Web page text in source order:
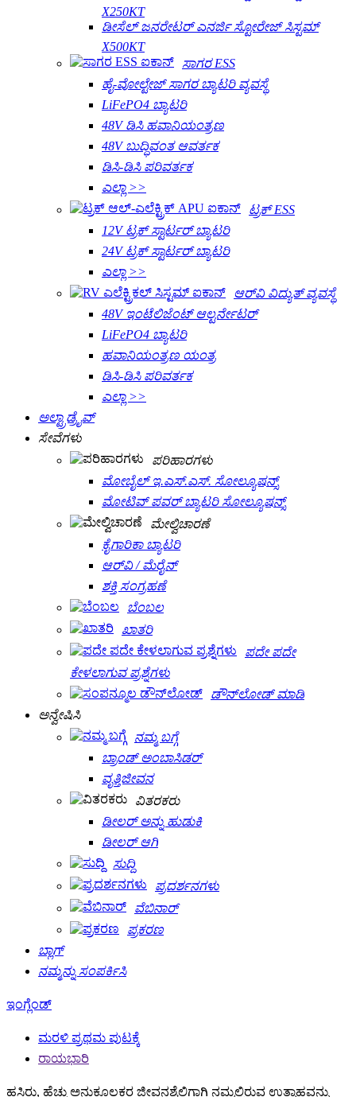
X250KT
ಡೀಸೆಲ್ ಜನರೇಟರ್ ಎನರ್ಜಿ ಸ್ಟೋರೇಜ್ ಸಿಸ್ಟಮ್
X500KT
ಸಾಗರ ESS
ಹೈ-ವೋಲ್ಟೇಜ್ ಸಾಗರ ಬ್ಯಾಟರಿ ವ್ಯವಸ್ಥೆ
LiFePO4 ಬ್ಯಾಟರಿ
48V ಡಿಸಿ ಹವಾನಿಯಂತ್ರಣ
48V ಬುದ್ಧಿವಂತ ಆವರ್ತಕ
ಡಿಸಿ-ಡಿಸಿ ಪರಿವರ್ತಕ
ಎಲ್ಲಾ >>
ಟ್ರಕ್ ESS
12V ಟ್ರಕ್ ಸ್ಟಾರ್ಟರ್ ಬ್ಯಾಟರಿ
24V ಟ್ರಕ್ ಸ್ಟಾರ್ಟರ್ ಬ್ಯಾಟರಿ
ಎಲ್ಲಾ >>
ಆರ್‌ವಿ ವಿದ್ಯುತ್ ವ್ಯವಸ್ಥೆ
48V ಇಂಟೆಲಿಜೆಂಟ್ ಆಲ್ಟರ್ನೇಟರ್
LiFePO4 ಬ್ಯಾಟರಿ
ಹವಾನಿಯಂತ್ರಣ ಯಂತ್ರ
ಡಿಸಿ-ಡಿಸಿ ಪರಿವರ್ತಕ
ಎಲ್ಲಾ >>
ಅಲ್ಟ್ರಾಡ್ರೈವ್
ಸೇವೆಗಳು
ಪರಿಹಾರಗಳು
ಮೋಬೈಲ್ ಇ.ಎಸ್.ಎಸ್. ಸೋಲ್ಯೂಷನ್ಸ್
ಮೋಟಿವ್ ಪವರ್ ಬ್ಯಾಟರಿ ಸೋಲ್ಯೂಷನ್ಸ್
ಮೇಲ್ವಿಚಾರಣೆ
ಕೈಗಾರಿಕಾ ಬ್ಯಾಟರಿ
ಆರ್‌ವಿ / ಮೆರೈನ್
ಶಕ್ತಿ ಸಂಗ್ರಹಣೆ
ಬೆಂಬಲ
ಖಾತರಿ
ಪದೇ ಪದೇ
ಕೇಳಲಾಗುವ ಪ್ರಶ್ನೆಗಳು
ಡೌನ್‌ಲೋಡ್ ಮಾಡಿ
ಅನ್ವೇಷಿಸಿ
ನಮ್ಮ ಬಗ್ಗೆ
ಬ್ರಾಂಡ್ ಅಂಬಾಸಿಡರ್
ವೃತ್ತಿಜೀವನ
ವಿತರಕರು
ಡೀಲರ್ ಅನ್ನು ಹುಡುಕಿ
ಡೀಲರ್ ಆಗಿ
ಸುದ್ದಿ
ಪ್ರದರ್ಶನಗಳು
ವೆಬಿನಾರ್
ಪ್ರಕರಣ
ಬ್ಲಾಗ್
ನಮ್ಮನ್ನು ಸಂಪರ್ಕಿಸಿ
ಇಂಗ್ಲೆಂಡ್
ಮರಳಿ ಪ್ರಥಮ ಪುಟಕ್ಕೆ
ರಾಯಭಾರಿ
ಹಸಿರು, ಹೆಚ್ಚು ಅನುಕೂಲಕರ ಜೀವನಶೈಲಿಗಾಗಿ ನಮ್ಮಲ್ಲಿರುವ ಉತ್ಸಾಹವನ್ನು